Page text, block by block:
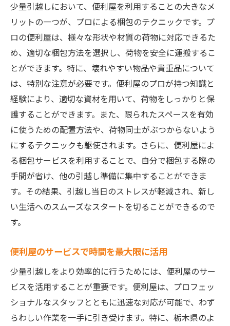
少量引越しにおいて、便利屋を利用することの大きなメ
リットの一つが、プロによる梱包のテクニックです。プ
ロの便利屋は、様々な形状や材質の荷物に対応できるた
め、適切な梱包方法を選択し、荷物を安全に運搬するこ
とができます。特に、壊れやすい物品や貴重品について
は、特別な注意が必要です。便利屋のプロが持つ知識と
経験により、適切な資材を用いて、荷物をしっかりと保
護することができます。また、限られたスペースを有効
に使うための配置方法や、荷物同士がぶつからないよう
にするテクニックも駆使されます。さらに、便利屋によ
る梱包サービスを利用することで、自分で梱包する際の
手間が省け、他の引越し準備に集中することができま
す。その結果、引越し当日のストレスが軽減され、新し
い生活へのスムーズなスタートを切ることができるので
す。
便利屋のサービスで時間を最大限に活用
少量引越しをより効率的に行うためには、便利屋のサー
ビスを活用することが重要です。便利屋は、プロフェッ
ショナルなスタッフとともに迅速な対応が可能で、わず
らわしい作業を一手に引き受けます。特に、栃木県のよ